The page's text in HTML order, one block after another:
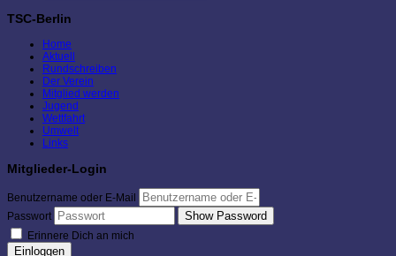
TSC-Berlin
Home
Aktuell
Rundschreiben
Der Verein
Mitglied werden
Jugend
Wettfahrt
Umwelt
Links
Mitglieder-Login
Benutzername oder E-Mail
Passwort
Show Password
Erinnere Dich an mich
Einloggen